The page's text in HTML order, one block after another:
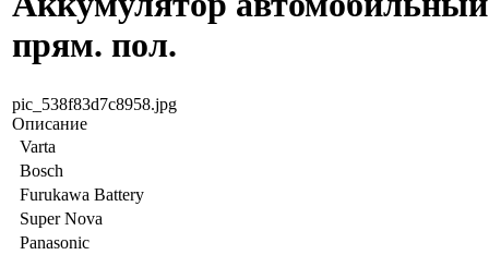
прям. пол.
pic_538f83d7c8958.jpg
Описание
Varta
Bosch
Furukawa Battery
Super Nova
Panasonic